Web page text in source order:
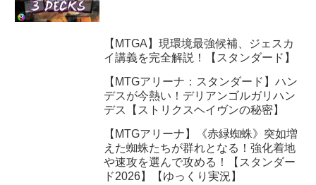
【MTGA】現環境最強候補、ジェスカ
イ講義を完全解説！【スタンダード】
【MTGアリーナ：スタンダード】ハン
デスが今熱い！デリアンゴルガリハン
デス【ストリクスヘイヴンの秘密】
【MTGアリーナ】《赤緑蜘蛛》突如増
えた蜘蛛たちが群れとなる！強化着地
や速攻を選んで攻める！【スタンダー
ド2026】【ゆっくり実況】